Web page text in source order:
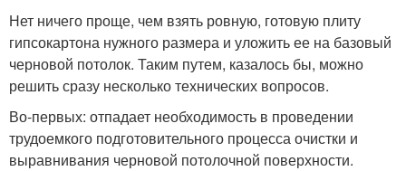
Нет ничего проще, чем взять ровную, готовую плиту
гипсокартона нужного размера и уложить ее на базовый
черновой потолок. Таким путем, казалось бы, можно
решить сразу несколько технических вопросов.
Во-первых: отпадает необходимость в проведении
трудоемкого подготовительного процесса очистки и
выравнивания черновой потолочной поверхности.